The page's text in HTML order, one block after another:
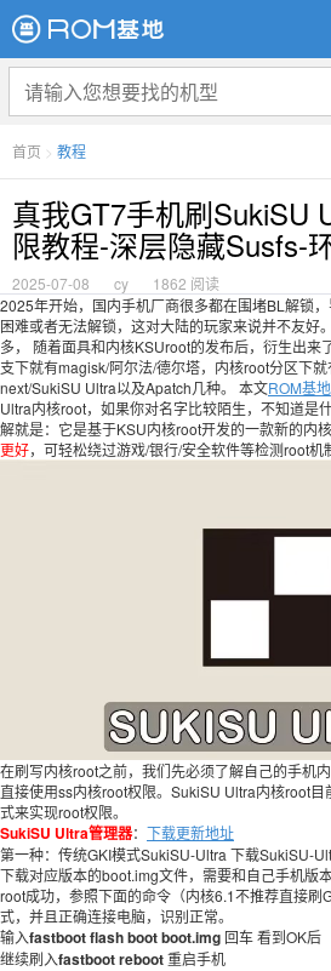
首页 > 教程
真我GT7手机刷SukiSU
限教程-深层隐藏Susfs-
2025-07-08 cy
1862 阅读
2025年开始，国内手机厂商很多都在围堵BL解锁
困难或者无法解锁，这对大陆的玩家来说并不友好
多， 随着面具和内核KSUroot的发布后，衍生出来
支下就有magisk/阿尔法/德尔塔，内核root分区下
next/SukiSU Ultra以及Apatch几种。 本文ROM基地
Ultra内核root，如果你对名字比较陌生，不知道是
解就是：它是基于KSU内核root开发的一款新的内
更好，可轻松绕过游戏/银行/安全软件等检测root
在刷写内核root之前，我们先必须了解自己的手机
直接使用ss内核root权限。SukiSU Ultra内核root
式来实现root权限。
SukiSU Ultra管理器： 下载更新地址
第一种：传统GKI模式SukiSU-Ultra 下载SukiSU-
下载对应版本的boot.img文件，需要和自己手机版
root成功，参照下面的命令（内核6.1不推荐直接刷
式，并且正确连接电脑，识别正常。
输入fastboot flash boot boot.img 回车 看到OK后
继续刷入fastboot reboot重启手机